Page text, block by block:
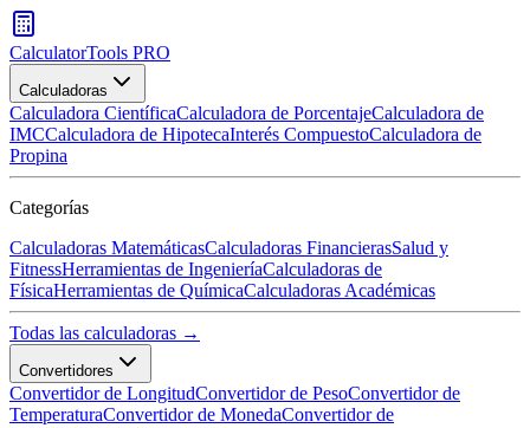
CalculatorTools PRO
Calculadoras
Calculadora CientíficaCalculadora de PorcentajeCalculadora de
IMCCalculadora de HipotecaInterés CompuestoCalculadora de
Propina
Categorías
Calculadoras MatemáticasCalculadoras FinancierasSalud y
FitnessHerramientas de IngenieríaCalculadoras de
FísicaHerramientas de QuímicaCalculadoras Académicas
Todas las calculadoras →
Convertidores
Convertidor de LongitudConvertidor de PesoConvertidor de
TemperaturaConvertidor de MonedaConvertidor de